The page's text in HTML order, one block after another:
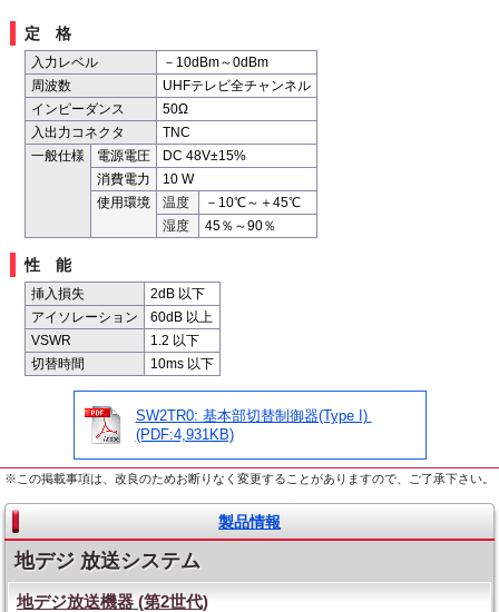
定格
入力レベル
－10dBm～0dBm
周波数
UHFテレビ全チャンネル
インピーダンス
50Ω
入出力コネクタ
TNC
一般仕様
電源電圧
DC 48V±15%
消費電力
10 W
使用環境
温度
－10℃～＋45℃
湿度
45％～90％
性能
挿入損失
2dB 以下
アイソレーション
60dB 以上
VSWR
1.2 以下
切替時間
10ms 以下
SW2TR0: 基本部切替制御器(Type I)
(PDF:4,931KB)
※この掲載事項は、改良のためお断りなく変更することがありますので、ご了承下さい。
製品情報
地デジ 放送システム
地デジ放送機器 (第2世代)